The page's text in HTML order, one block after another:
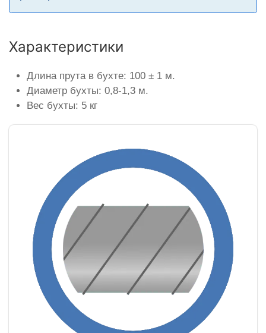
Характеристики
Длина прута в бухте: 100 ± 1 м.
Диаметр бухты: 0,8-1,3 м.
Вес бухты: 5 кг